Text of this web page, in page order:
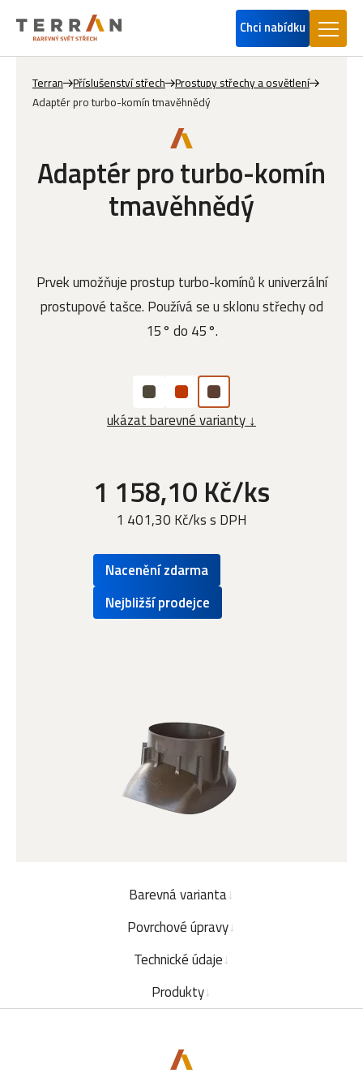
Chci nabídku
Terran Příslušenství střech
Prostupy střechy a osvětlení
Adaptér pro turbo-komín tmavěhnědý
Adaptér pro turbo-komín
tmavěhnědý
Prvek umožňuje prostup turbo-komínů k univerzální
prostupové tašce. Používá se u sklonu střechy od
15° do 45°.
ukázat barevné varianty ↓
1 158,10 Kč/ks
1 401,30 Kč/ks s DPH
Nacenění zdarma
Nejbližší prodejce
Barevná varianta
Povrchové úpravy
Technické údaje
Produkty